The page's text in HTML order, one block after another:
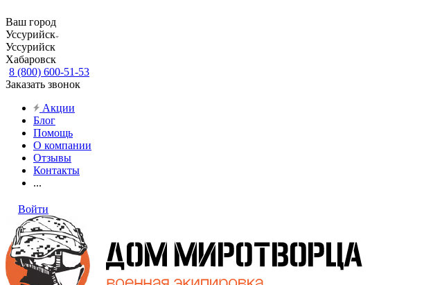
Ваш город
Уссурийск
Уссурийск
Хабаровск
8 (800) 600-51-53
Заказать звонок
Акции
Блог
Помощь
О компании
Отзывы
Контакты
...
Войти